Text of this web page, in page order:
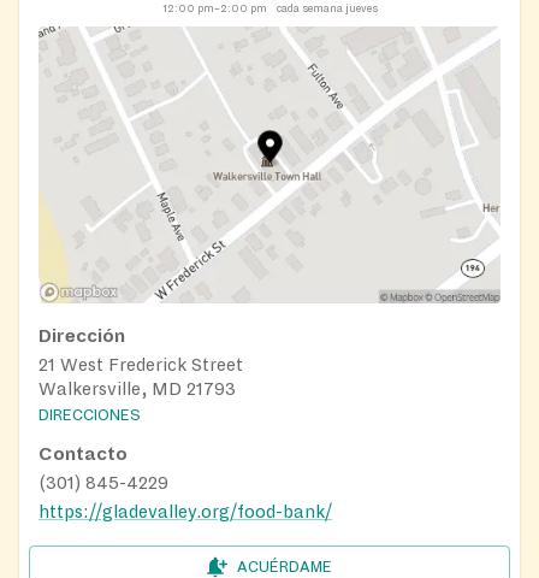
12:00 pm–2:00 pm
cada semana jueves
Dirección
21 West Frederick Street
Walkersville, MD 21793
DIRECCIONES
Contacto
(301) 845-4229
https://gladevalley.org/food-bank/
ACUÉRDAME